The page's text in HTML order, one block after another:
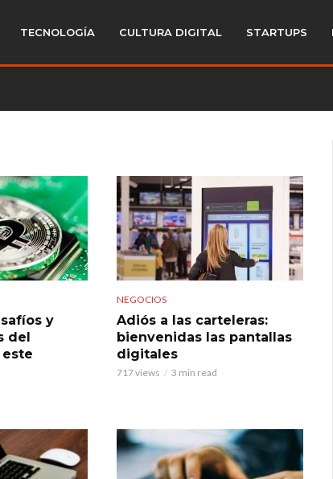
TECNOLOGÍA CULTURA DIGITAL STARTUPS
y
del
NEGOCIOS
Adiós a las carteleras:
bienvenidas las pantallas
digitales
717 views 3 min read